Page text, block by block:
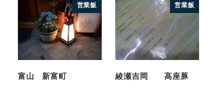
営業飯
富山 新富町
営業飯
綾瀬吉岡 高座豚